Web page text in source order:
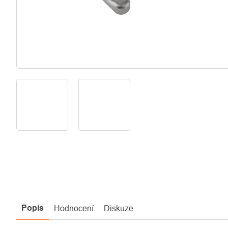
Popis Hodnocení Diskuze